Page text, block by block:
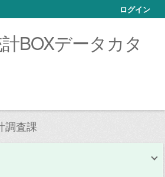
ログイン
BOXデータカタ
調査課